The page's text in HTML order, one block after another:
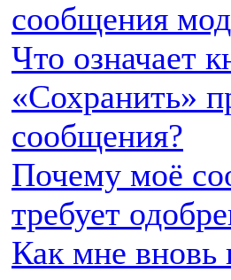
сообщения
Что означает
«Сохранить»
сообщения?
Почему моё
требует
Как мне